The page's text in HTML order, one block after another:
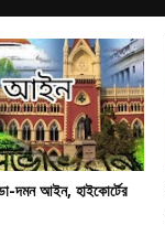
দমন আইন, হাইকোর্টের